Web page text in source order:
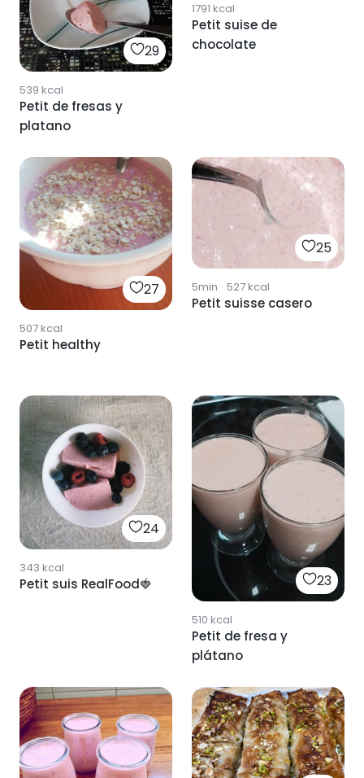
29
539 kcal
Petit de fresas y
platano
1791 kcal
Petit suise de
chocolate
27
507kcal
Petit healthy
25
5min · 527kcal
Petit suisse casero
24
343 kcal
Petit suis RealFood🍓 23
510 kcal
Petit de fresa y
plátano